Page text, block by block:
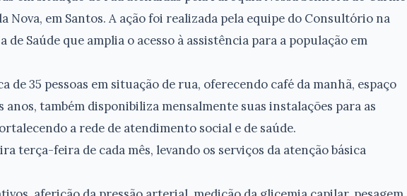
Nova, em Santos. A ação foi realizada pela equipe do Consultório na
Saúde que amplia o acesso à assistência para a população em
35 pessoas em situação de rua, oferecendo café da manhã, espaço
anos, também disponibiliza mensalmente suas instalações para as
a rede de atendimento social e de saúde.
terça-feira de cada mês, levando os serviços da atenção básica